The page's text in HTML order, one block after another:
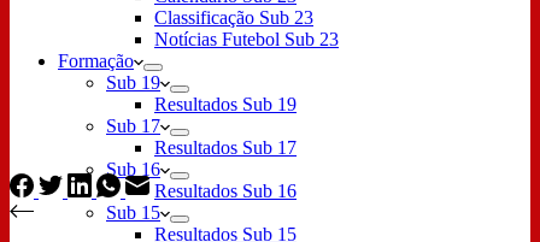
Classificação Sub 23
Notícias Futebol Sub 23
Formação
Sub 19
Resultados Sub 19
Sub 17
Resultados Sub 17
Sub 16
Resultados Sub 16
Sub 15
Resultados Sub 15